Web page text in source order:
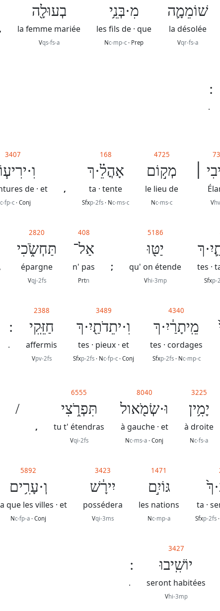
שׁוֹמֵמָ֛ה
la désolée
Vqr-fs-a
מִ·בְּנֵ֥י
les fils de · que
Nc-mp-c · Prep
בְעוּלָ֖ה
la femme mariée
Vqs-fs-a
,
.
׀
V
4725
מְק֣וֹם
le lieu de
Nc-ms-c
168
אָהֳלֵ֗·ךְ
ta · tente
Sfxp-2fs · Nc-ms-c
,
3407
de · et
c-fp-c· Conj
tes ·
Sfxp-
5186
יַטּ֖וּ
qu' on étende
Vhi-3mp
;
408
אַל־
n' pas
Prtn
2820
תַּחְשֹׂ֑כִי
épargne
Vqj-2fs
4340
מֵֽיתָרַ֔יִ·ךְ
tes · cordages
Sfxp-2fs· Nc-mp-c
3489
וִ·יתֵדֹתַ֖יִ·ךְ
tes · pieux · et
Sfxp-2fs · Nc-fp-c · Conj
2388
חַזֵּֽקִי
affermis
Vpv-2fs
.
3225
יָמִ֥ין
à droite
Nc-fs-a
8040
וּ·שְׂמֹ֖אול
à gauche · et
Nc-ms-a · Conj
6555
תִּפְרֹ֑צִי
tu t' étendras
Vqi-2fs
,
/
ta ·
Sfxp-2fs
1471
גּוֹיִ֣ם
les nations
Nc-mp-a
3423
יִירָ֔שׁ
possédera
Vqi-3ms
5892
וְ·עָרִ֥ים
que les villes · et
Nc-fp-a · Conj
3427
יוֹשִֽׁיבוּ
seront habitées
Vhi-3mp
.